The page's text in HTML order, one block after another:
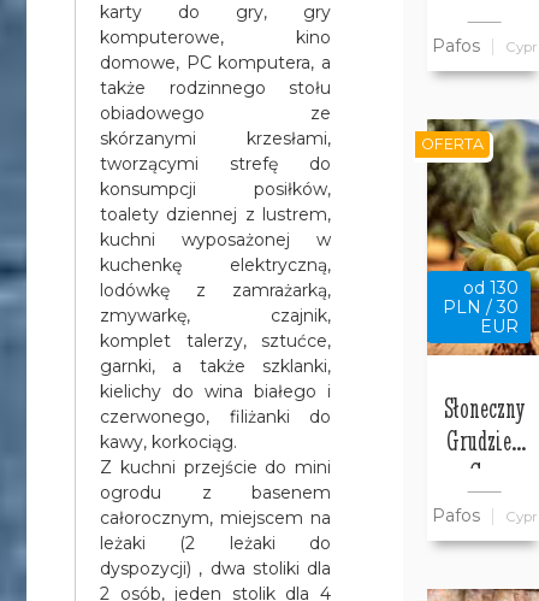
karty do gry, gry
komputerowe, kino
domowe, PC komputera, a
także rodzinnego stołu
obiadowego ze
skórzanymi krzesłami,
tworzącymi strefę do
konsumpcji posiłków,
toalety dziennej z lustrem,
kuchni wyposażonej w
kuchenkę elektryczną,
lodówkę z zamrażarką,
zmywarkę, czajnik,
komplet talerzy, sztućce,
garnki, a także szklanki,
kielichy do wina białego i
czerwonego, filiżanki do
kawy, korkociąg.
Z kuchni przejście do mini
ogrodu z basenem
całorocznym, miejscem na
leżaki (2 leżaki do
dyspozycji) , dwa stoliki dla
2 osób, jeden stolik dla 4
Bajeczny
Cypr
Pafos Cypr
od 130
PLN / 30
EUR
Słoneczny
Grudzień
na Cyprze
w Pafos w
Willi
Pafos Cypr
OFERTA